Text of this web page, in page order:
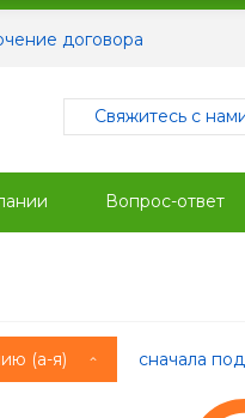
договора
Свяжитесь с
Вопрос-ответ
(а-я)
сначала